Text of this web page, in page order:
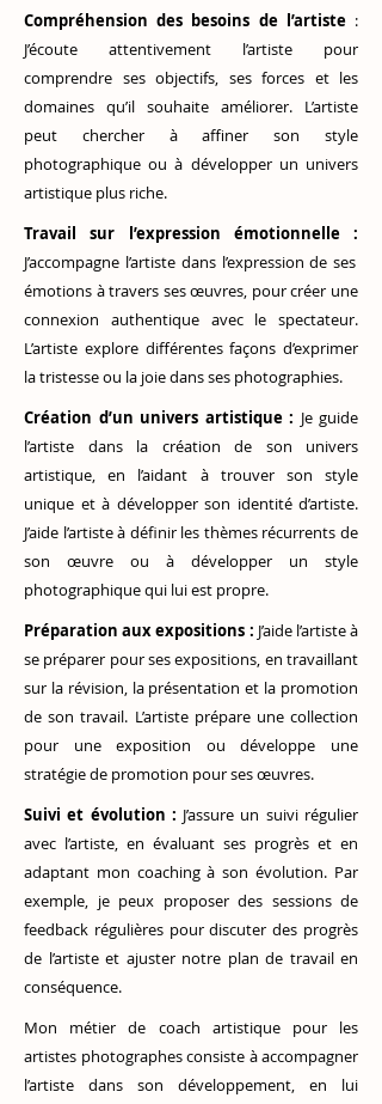
Compréhension des besoins de l’artiste :
J’écoute attentivement l’artiste pour
comprendre ses objectifs, ses forces et les
domaines qu’il souhaite améliorer. L’artiste
peut chercher à affiner son style
photographique ou à développer un univers
artistique plus riche.
Travail sur l’expression émotionnelle :
J’accompagne l’artiste dans l’expression de ses
émotions à travers ses œuvres, pour créer une
connexion authentique avec le spectateur.
L’artiste explore différentes façons d’exprimer
la tristesse ou la joie dans ses photographies.
Création d’un univers artistique : Je guide
l’artiste dans la création de son univers
artistique, en l’aidant à trouver son style
unique et à développer son identité d’artiste.
J’aide l’artiste à définir les thèmes récurrents de
son œuvre ou à développer un style
photographique qui lui est propre.
Préparation aux expositions : J’aide l’artiste à
se préparer pour ses expositions, en travaillant
sur la révision, la présentation et la promotion
de son travail. L’artiste prépare une collection
pour une exposition ou développe une
stratégie de promotion pour ses œuvres.
Suivi et évolution : J’assure un suivi régulier
avec l’artiste, en évaluant ses progrès et en
adaptant mon coaching à son évolution. Par
exemple, je peux proposer des sessions de
feedback régulières pour discuter des progrès
de l’artiste et ajuster notre plan de travail en
conséquence.
Mon métier de coach artistique pour les
artistes photographes consiste à accompagner
l’artiste dans son développement, en lui